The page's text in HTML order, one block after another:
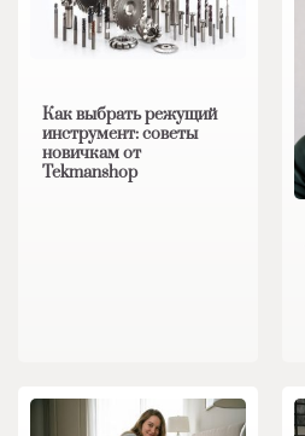
Как выбрать режущий
инструмент: советы
новичкам от
Tekmanshop